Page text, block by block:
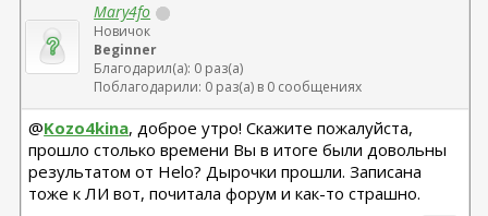
Mary4fo
Новичок
Beginner
Благодарил(а): 0 раз(а)
Поблагодарили: 0 раз(а) в 0 сообщениях
@Kozo4kina, доброе утро! Скажите пожалуйста,
прошло столько времени Вы в итоге были довольны
результатом от Helo? Дырочки прошли. Записана
тоже к ЛИ вот, почитала форум и как-то страшно.